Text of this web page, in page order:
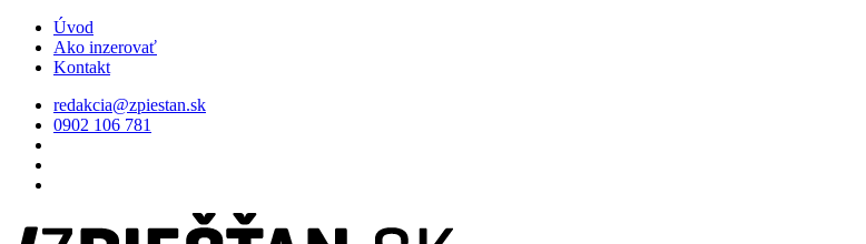
Úvod
Ako inzerovať
Kontakt
redakcia@zpiestan.sk
0902 106 781